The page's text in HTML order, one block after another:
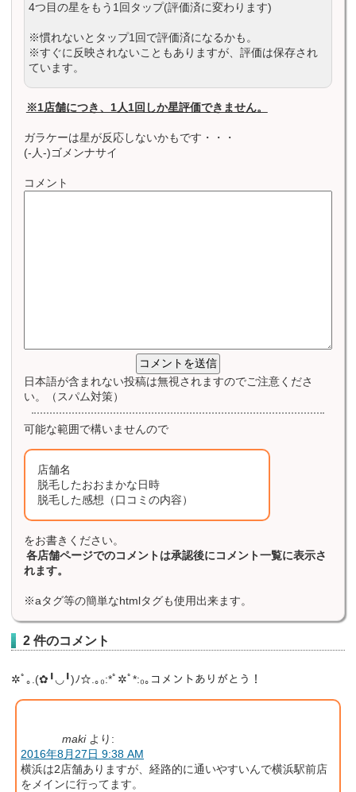
4つ目の星をもう1回タップ(評価済に変わります)
※慣れないとタップ1回で評価済になるかも。
※すぐに反映されないこともありますが、評価は保存され
ています。
※1店舗につき、1人1回しか星評価できません。
ガラケーは星が反応しないかもです・・・
(-人-)ゴメンナサイ
コメント
日本語が含まれない投稿は無視されますのでご注意くださ
い。（スパム対策）
可能な範囲で構いませんので
店舗名
脱毛したおおまかな日時
脱毛した感想（口コミの内容）
をお書きください。
各店舗ページでのコメントは承認後にコメント一覧に表示さ
れます。
※aタグ等の簡単なhtmlタグも使用出来ます。
2 件のコメント
✲ﾟ｡.(✿╹◡╹)ﾉ☆.｡₀:*ﾟ✲ﾟ*:₀｡コメントありがとう！
maki より:
2016年8月27日 9:38 AM
横浜は2店舗ありますが、経路的に通いやすいんで横浜駅前店
をメインに行ってます。